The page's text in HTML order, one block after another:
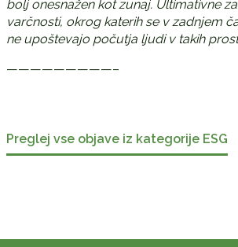
bolj onesnažen kot zunaj. Ultimativne
varčnosti, okrog katerih se v zadnjem
ne upoštevajo počutja ljudi v takih
—————————–
Preglej vse objave iz kategorije ESG